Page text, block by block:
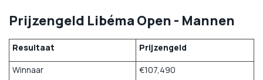
Prijzengeld Libéma Open - Mannen
Resultaat
Prijzengeld
Winnaar
€107,490